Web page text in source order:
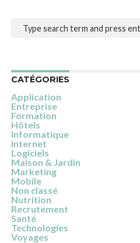
CATÉGORIES
Application
Entreprise
Formation
Hôtels
Informatique
Internet
Logiciels
Maison & Jardin
Marketing
Mobile
Non classé
Nutrition
Recrutement
Santé
Technologies
Voyages